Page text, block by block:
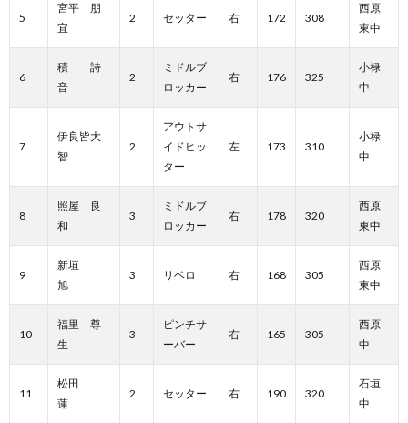
5
宮平 朋
宜
2 セッター 右 172 308
西原
東中
6
積 詩
音
2
ミドルブ
ロッカー
右 176 325
小禄
中
7
伊良皆大
智
2
アウトサ
イドヒッ
ター
左 173 310
小禄
中
8
照屋 良
和
3
ミドルブ
ロッカー
右 178 320
西原
東中
9
新垣
旭
3 リベロ 右 168 305
西原
東中
10
福里 尊
生
3
ピンチサ
ーバー
右 165 305
西原
中
11
松田
蓮
2 セッター 右 190 320
石垣
中